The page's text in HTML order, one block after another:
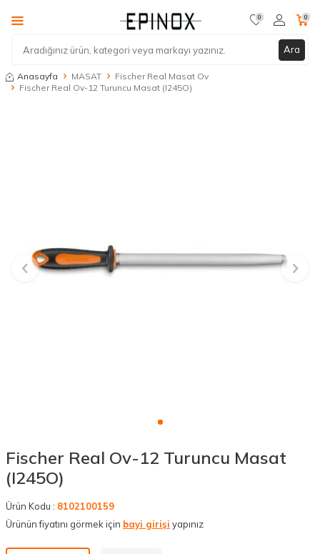
Ara
0 0
Anasayfa MASAT
Fischer Real Masat Ov
Fischer Real Ov-12 Turuncu Masat (I245O)
Fischer Real Ov-12 Turuncu Masat
(I245O)
Ürün Kodu : 8102100159
Ürünün fiyatını görmek için bayi girişi yapınız